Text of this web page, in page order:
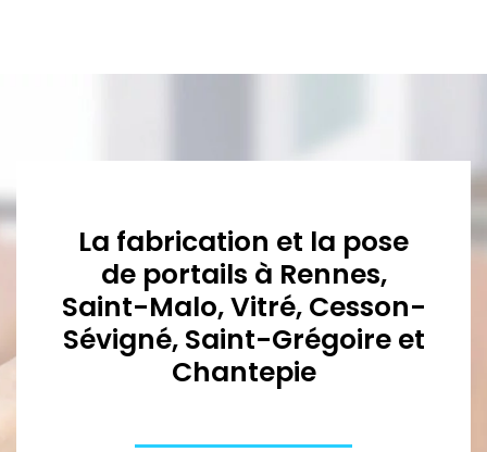
La fabrication et la pose
de portails à Rennes,
Saint-Malo, Vitré, Cesson-
Sévigné, Saint-Grégoire et
Chantepie